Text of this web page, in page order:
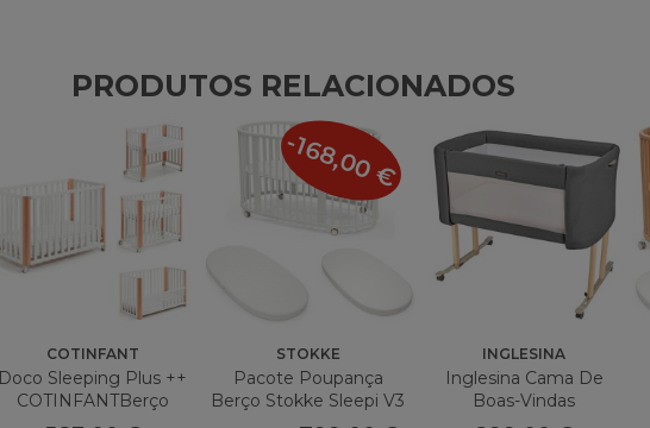
PRODUTOS RELACIONADOS
COTINFANT
Doco Sleeping Plus ++
COTINFANTBerço
STOKKE
Pacote Poupança
Berço Stokke Sleepi V3
-168,00 €
INGLESINA
Inglesina Cama De
Boas-Vindas